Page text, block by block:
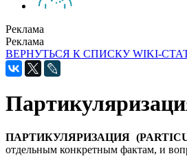
Реклама
Реклама
ВЕРНУТЬСЯ К СПИСКУ WIKI-
ПАРТИКУЛЯРИЗАЦИЯ
отдельным конкретным фактам, и